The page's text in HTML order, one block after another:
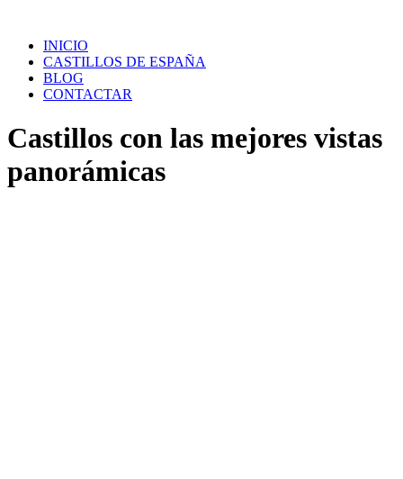
contenidoINICIO
CASTILLOS DE ESPAÑA
BLOG
CONTACTAR
Castillos con las mejores vistas
panorámicas